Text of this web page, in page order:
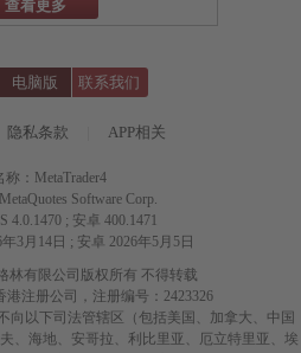
查看更多
电脑版 联系我们
隐私条款 APP相关
称：MetaTrader4
Software Corp.
4.0.1470 ; 安卓 400.1471
3月14日 ; 安卓 2026年5月5日
林有限公司版权所有 不得转载
港注册公司，注册编号：2423326
向以下司法管辖区（包括美国、加拿大、中国
、海地、安哥拉、利比里亚、厄立特里亚、埃